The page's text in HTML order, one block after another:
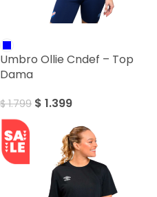
Umbro Ollie Cndef – Top
Dama
$1.799 $ 1.399